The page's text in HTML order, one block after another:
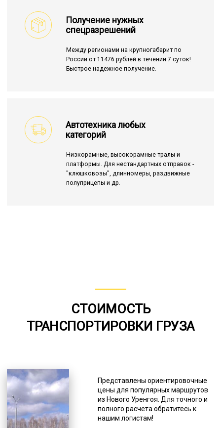
Получение нужных
спецразрешений
Между регионами на крупногабарит по
России от 11476 рублей в течении 7 суток!
Быстрое надежное получение.
Автотехника любых
категорий
Низкорамные, высокорамные тралы и
платформы. Для нестандартных отправок -
"клюшковозы", длинномеры, раздвижные
полуприцепы и др.
СТОИМОСТЬ
ТРАНСПОРТИРОВКИ ГРУЗА
Представлены ориентировочные
цены для популярных маршрутов
из Нового Уренгоя. Для точного и
полного расчета обратитесь к
нашим логистам!